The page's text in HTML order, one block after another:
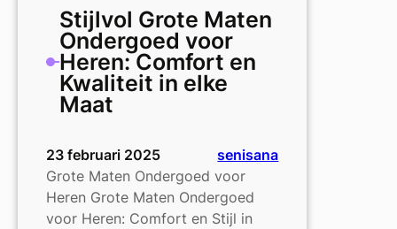
Elke
Man
Stijlvol Grote Maten
Ondergoed voor
Heren: Comfort en
Kwaliteit in elke
Maat
23 februari 2025
senisana
Grote Maten Ondergoed voor
Heren Grote Maten Ondergoed
voor Heren: Comfort en Stijl in